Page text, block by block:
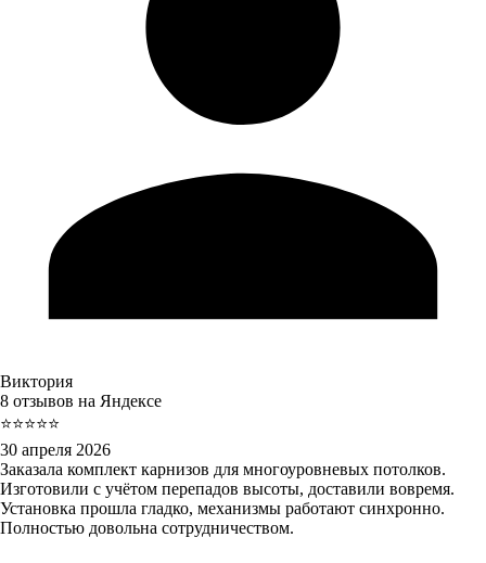
Виктория
8 отзывов на Яндексе
⭐⭐⭐⭐⭐
30 апреля 2026
Заказала комплект карнизов для многоуровневых потолков.
Изготовили с учётом перепадов высоты, доставили вовремя.
Установка прошла гладко, механизмы работают синхронно.
Полностью довольна сотрудничеством.